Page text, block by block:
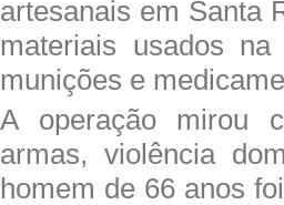
artesanais em Santa
materiais usados
munições e
A operação mirou
armas, violência
homem de 66 anos